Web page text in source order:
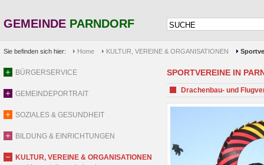
GEMEINDE PARNDORF
Sie befinden sich hier: Home KULTUR, VEREINE & ORGANISATIONEN
BÜRGERSERVICE
GEMEINDEPORTRAIT
SOZIALES & GESUNDHEIT
BILDUNG & EINRICHTUNGEN
KULTUR, VEREINE & ORGANISATIONEN
SPORTVEREINE IN
Drachenbau- und